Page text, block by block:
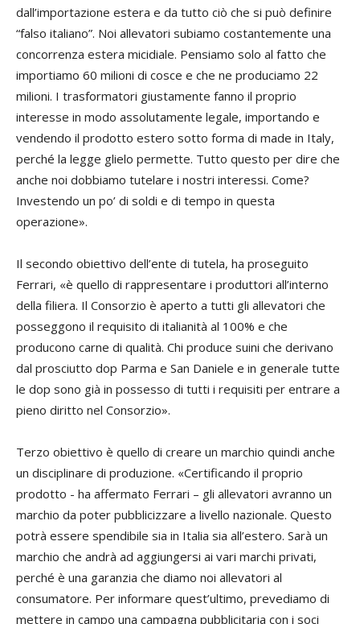
dall’importazione estera e da tutto ciò che si può definire
“falso italiano”. Noi allevatori subiamo costantemente una
concorrenza estera micidiale. Pensiamo solo al fatto che
importiamo 60 milioni di cosce e che ne produciamo 22
milioni. I trasformatori giustamente fanno il proprio
interesse in modo assolutamente legale, importando e
vendendo il prodotto estero sotto forma di made in Italy,
perché la legge glielo permette. Tutto questo per dire che
anche noi dobbiamo tutelare i nostri interessi. Come?
Investendo un po’ di soldi e di tempo in questa
operazione».
Il secondo obiettivo dell’ente di tutela, ha proseguito
Ferrari, «è quello di rappresentare i produttori all’interno
della filiera. Il Consorzio è aperto a tutti gli allevatori che
posseggono il requisito di italianità al 100% e che
producono carne di qualità. Chi produce suini che derivano
dal prosciutto dop Parma e San Daniele e in generale tutte
le dop sono già in possesso di tutti i requisiti per entrare a
pieno diritto nel Consorzio».
Terzo obiettivo è quello di creare un marchio quindi anche
un disciplinare di produzione. «Certificando il proprio
prodotto - ha affermato Ferrari – gli allevatori avranno un
marchio da poter pubblicizzare a livello nazionale. Questo
potrà essere spendibile sia in Italia sia all’estero. Sarà un
marchio che andrà ad aggiungersi ai vari marchi privati,
perché è una garanzia che diamo noi allevatori al
consumatore. Per informare quest’ultimo, prevediamo di
mettere in campo una campagna pubblicitaria con i soci